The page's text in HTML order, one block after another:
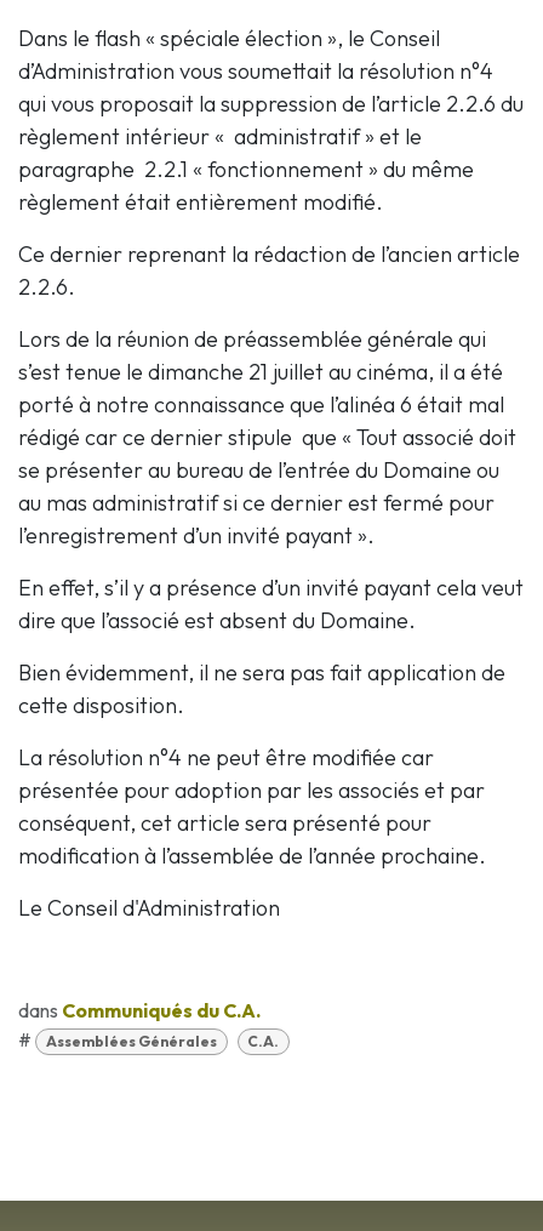
Dans le flash « spéciale élection », le Conseil
d’Administration vous soumettait la résolution n°4
qui vous proposait la suppression de l’article 2.2.6 du
règlement intérieur « administratif » et le
paragraphe 2.2.1 « fonctionnement » du même
règlement était entièrement modifié.
Ce dernier reprenant la rédaction de l’ancien article
2.2.6.
Lors de la réunion de préassemblée générale qui
s’est tenue le dimanche 21 juillet au cinéma, il a été
porté à notre connaissance que l’alinéa 6 était mal
rédigé car ce dernier stipule que « Tout associé doit
se présenter au bureau de l’entrée du Domaine ou
au mas administratif si ce dernier est fermé pour
l’enregistrement d’un invité payant ».
En effet, s’il y a présence d’un invité payant cela veut
dire que l’associé est absent du Domaine.
Bien évidemment, il ne sera pas fait application de
cette disposition.
La résolution n°4 ne peut être modifiée car
présentée pour adoption par les associés et par
conséquent, cet article sera présenté pour
modification à l’assemblée de l’année prochaine.
Le Conseil d'Administration
dans Communiqués du C.A.
#
Assemblées Générales C.A.